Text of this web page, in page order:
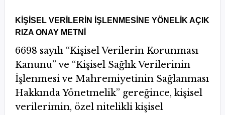
KİŞİSEL VERİLERİN İŞLENMESİNE YÖNELİK AÇIK
RIZA ONAY METNİ
6698 sayılı “Kişisel Verilerin Korunması
Kanunu” ve “Kişisel Sağlık Verilerinin
İşlenmesi ve Mahremiyetinin Sağlanması
Hakkında Yönetmelik” gereğince, kişisel
verilerimin, özel nitelikli kişisel